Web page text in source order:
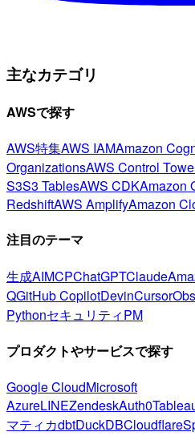
主なカテゴリ
AWSで探す
AWS特集AWS IAMAmazon
OrganizationsAWS Control
S3S3 TablesAWS CDKAmazon
RedshiftAWS AmplifyAmazon
注目のテーマ
生成AIMCPChatGPTClaude
QGitHub CopilotDevinCursor
PythonセキュリティPM
プロダクトやサービスで探す
Google CloudMicrosoft
AzureLINEZendeskAuth0
マティカdbtDuckDBCloudflare